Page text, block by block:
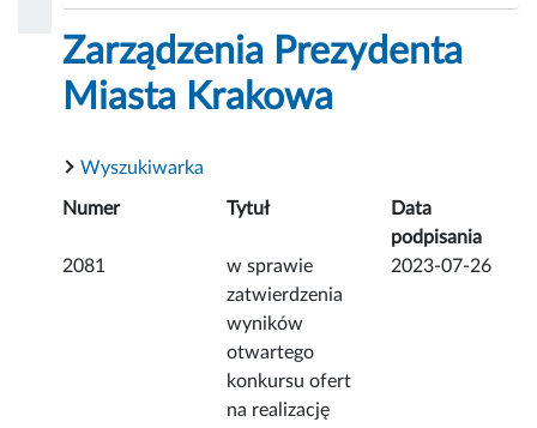
Zarządzenia Prezydenta
Miasta Krakowa
Wyszukiwarka
Numer Tytuł
Data
podpisania
2081
w sprawie
zatwierdzenia
wyników
otwartego
konkursu ofert
na realizację
2023-07-26